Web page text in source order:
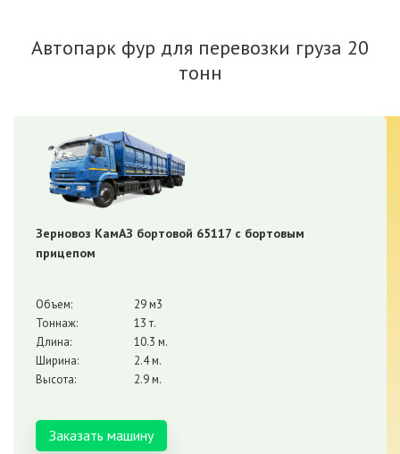
Автопарк фур для перевозки груза 20
тонн
Зерновоз КамАЗ бортовой 65117 с бортовым
прицепом
Объем:
29 м3
Тоннаж:
13 т.
Длина:
10.3 м.
Ширина:
2.4 м.
Высота:
2.9 м.
Заказать машину